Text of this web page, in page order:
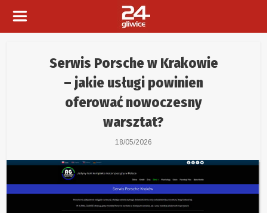
Serwis Porsche w Krakowie
– jakie usługi powinien
oferować nowoczesny
warsztat?
18/05/2026